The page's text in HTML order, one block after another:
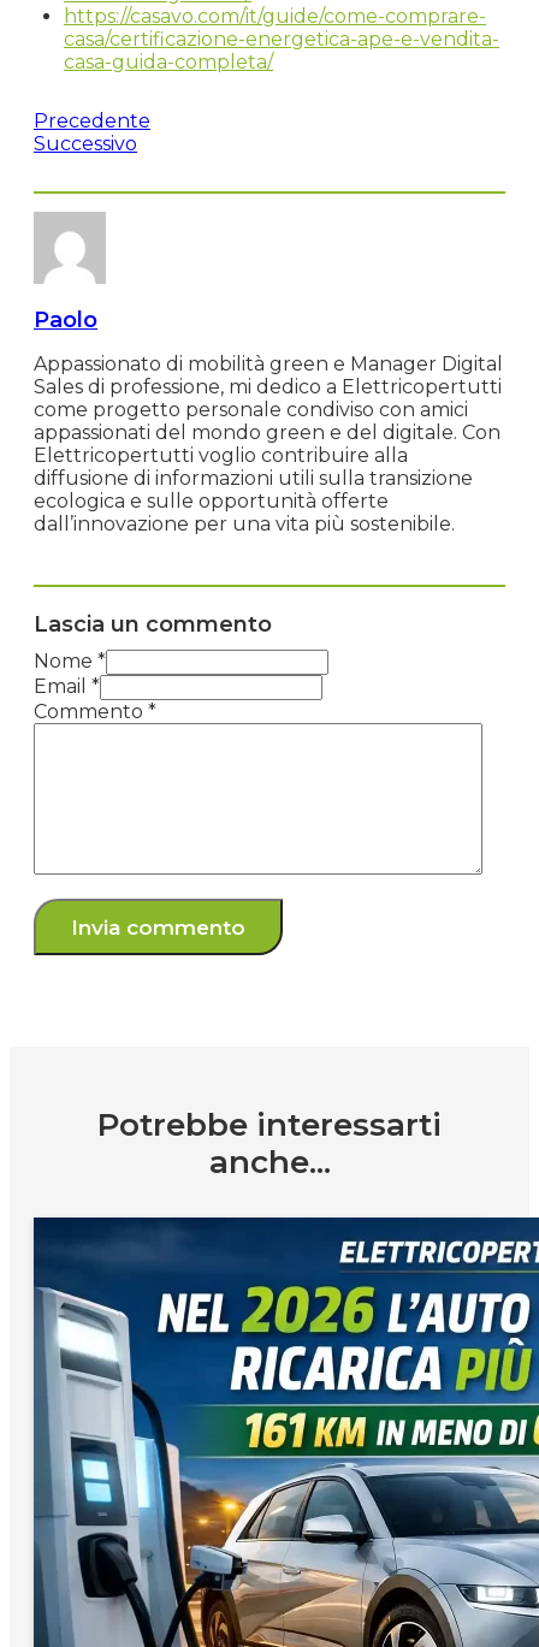
scelta dell’acquirente
La crescente consapevolezza sull’importanza
ha fatto sì che il consumo energetico diventasse
uno dei fattori chiave nella scelta di un immobile
green rappresentano una soluzione ideale per
soddisfare queste esigenze, offrendo non solo
un’efficienza energetica superiore, ma anche
una maggiore
acquirenti che cercano di ridurre il proprio
impatto ambientale e di risparmiare sulle spese
energetiche vedono le case green come
un’opzione attraente e moderna.
Link alle fonti
https://www.rockagent.it/news/classe-
energetica-perche-serve-per-vendere-casa-
e-come-migliorarla/
https://casavo.com/it/guide/come-comprare-
casa/certificazione-energetica-ape-e-vendita-
Precedente
Successivo
Sales di professione, mi dedico a Elettricopertutti
come progetto personale condiviso con amici
appassionati del mondo green e del digitale. Con
Elettricopertutti voglio contribuire alla
Lascia un commento
Potrebbe interessarti